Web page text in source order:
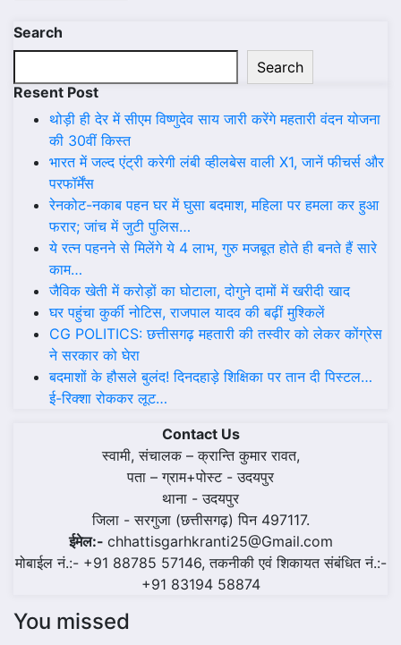
Search
Search
Resent Post
थोड़ी ही देर में सीएम विष्णुदेव साय जारी करेंगे महतारी वंदन योजना
की 30वीं किस्त
भारत में जल्द एंट्री करेगी लंबी व्हीलबेस वाली X1, जानें फीचर्स और
परफॉर्मेंस
रेनकोट-नकाब पहन घर में घुसा बदमाश, महिला पर हमला कर हुआ
फरार; जांच में जुटी पुलिस…
ये रत्न पहनने से मिलेंगे ये 4 लाभ, गुरु मजबूत होते ही बनते हैं सारे
काम…
जैविक खेती में करोड़ों का घोटाला, दोगुने दामों में खरीदी खाद
घर पहुंचा कुर्की नोटिस, राजपाल यादव की बढ़ीं मुश्किलें
CG POLITICS: छत्तीसगढ़ महतारी की तस्वीर को लेकर कोंग्रेस
ने सरकार को घेरा
बदमाशों के हौसले बुलंद! दिनदहाड़े शिक्षिका पर तान दी पिस्टल…
ई-रिक्शा रोककर लूट…
Contact Us
स्वामी, संचालक – क्रान्ति कुमार रावत,
पता – ग्राम+पोस्ट - उदयपुर
थाना - उदयपुर
जिला - सरगुजा (छत्तीसगढ़) पिन 497117.
ईमेल:- chhattisgarhkranti25@Gmail.com
मोबाईल नं.:- +91 88785 57146, तकनीकी एवं शिकायत संबंधित नं.:-
+91 83194 58874
You missed